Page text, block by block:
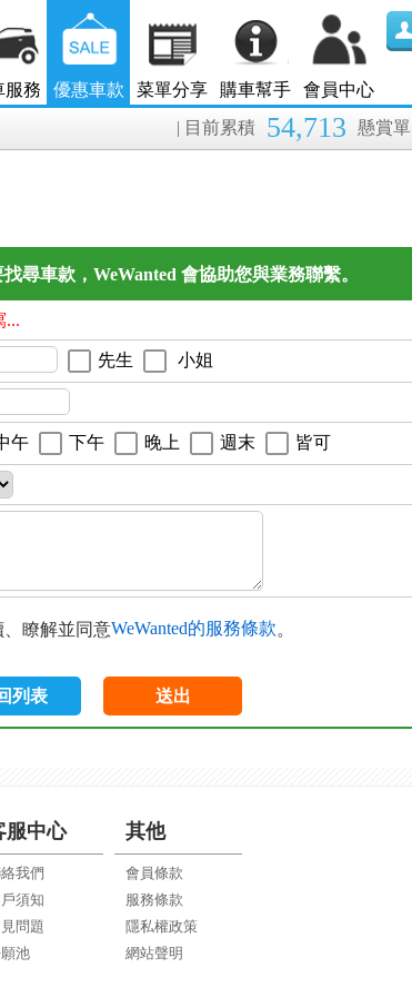
服務 優惠車款 菜單分享 購車幫手 會員中心
| 目前累積 54,713 懸賞單
尋車款，WeWanted 會協助您與業務聯繫。
...
先生 小姐
午 下午 晚上 週末 皆可
瞭解並同意WeWanted的服務條款。
列表 送出
服中心
我們
須知
問題
池
其他
會員條款
服務條款
隱私權政策
網站聲明